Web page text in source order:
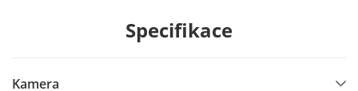
Specifikace
Kamera